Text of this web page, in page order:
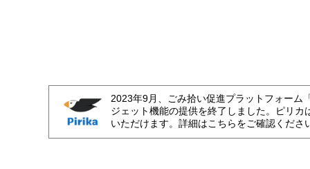
2023年9月、ごみ拾い促進プラットフォーム
ジェット機能の提供を終了しました。ピリカ
いただけます。詳細はこちらをご確認くださ